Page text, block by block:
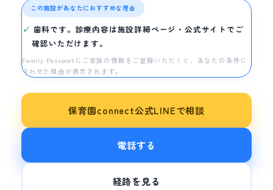
この施設があなたにおすすめな理由
歯科です。診療内容は施設詳細ページ・公式サイトでご
確認いただけます。
Family Passportにご家族の情報をご登録いただくと、あなたの条件に
合わせた理由が表示されます。
保育園connect公式LINEで相談
電話する
経路を見る